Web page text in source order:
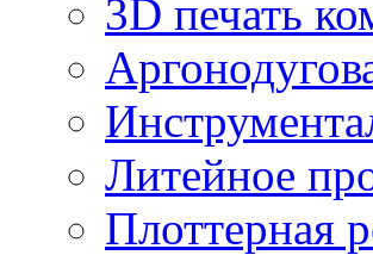
3D печать
Литейное
Плоттерная